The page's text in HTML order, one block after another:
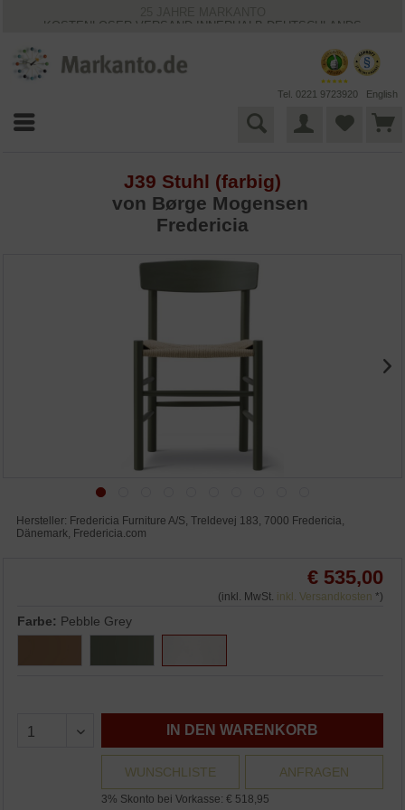
KOSTENLOSER VERSAND INNERHALB DEUTSCHLANDS
VIELFÄLTIGE ZAHLUNGSMÖGLICHKEITEN
BESTPRICE-GARANTIE
Tel. 0221 9723920 English
J39 Stuhl (farbig)
von Børge Mogensen
Fredericia
Hersteller: Fredericia Furniture A/S, Treldevej 183, 7000 Fredericia,
Dänemark, Fredericia.com
€ 535,00
(inkl. MwSt. inkl. Versandkosten *)
Farbe: Pebble Grey
IN DEN WARENKORB
WUNSCHLISTE ANFRAGEN
3% Skonto bei Vorkasse: € 518,95